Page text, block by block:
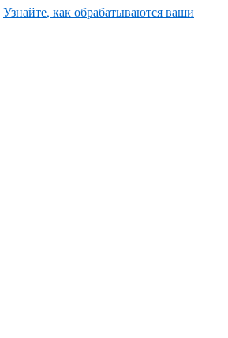
Узнайте, как обрабатываются ваши